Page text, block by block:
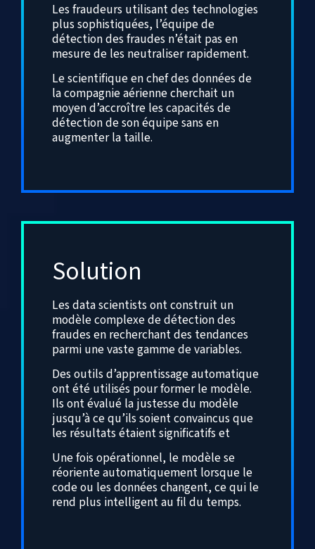
Les fraudeurs utilisant des technologies
plus sophistiquées, l’équipe de
détection des fraudes n’était pas en
mesure de les neutraliser rapidement.
Le scientifique en chef des données de
la compagnie aérienne cherchait un
moyen d’accroître les capacités de
détection de son équipe sans en
augmenter la taille.
Solution
Les data scientists ont construit un
modèle complexe de détection des
fraudes en recherchant des tendances
parmi une vaste gamme de variables.
Des outils d’apprentissage automatique
ont été utilisés pour former le modèle.
Ils ont évalué la justesse du modèle
jusqu’à ce qu’ils soient convaincus que
les résultats étaient significatifs et
Une fois opérationnel, le modèle se
réoriente automatiquement lorsque le
code ou les données changent, ce qui le
rend plus intelligent au fil du temps.